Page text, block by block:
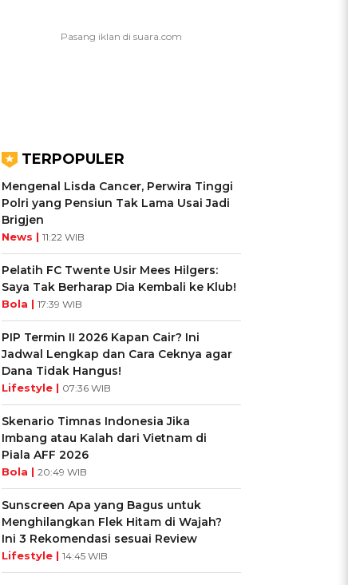
TERPOPULER
Mengenal Lisda Cancer, Perwira Tinggi
Polri yang Pensiun Tak Lama Usai Jadi
Brigjen
News | 11:22 WIB
Pelatih FC Twente Usir Mees Hilgers:
Saya Tak Berharap Dia Kembali ke Klub!
Bola | 17:39 WIB
PIP Termin II 2026 Kapan Cair? Ini
Jadwal Lengkap dan Cara Ceknya agar
Dana Tidak Hangus!
Lifestyle | 07:36 WIB
Skenario Timnas Indonesia Jika
Imbang atau Kalah dari Vietnam di
Piala AFF 2026
Bola | 20:49 WIB
Sunscreen Apa yang Bagus untuk
Menghilangkan Flek Hitam di Wajah?
Ini 3 Rekomendasi sesuai Review
Lifestyle | 14:45 WIB